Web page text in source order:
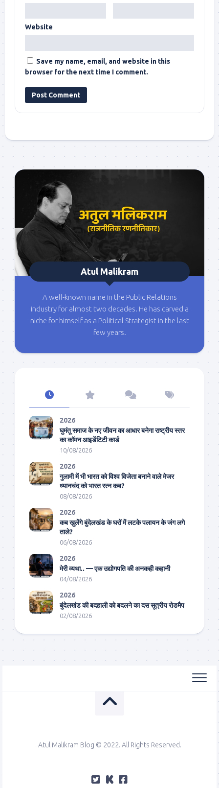
Website
Save my name, email, and website in this
browser for the next time I comment.
Atul Malikram
A well-known name in the Public Relations
industry for almost two decades. He has carved a
niche for himself as a Political Strategist in the last
few years.
2026
घुमंतू समाज के नए जीवन का आधार बनेगा राष्ट्रीय स्तर
का कॉमन आइडेंटिटी कार्ड
10/08/2026
2026
गुलामी में भी भारत को विश्व विजेता बनाने वाले मेजर
ध्यानचंद को भारत रत्न कब?
08/08/2026
2026
कब खुलेंगे बुंदेलखंड के घरों में लटके पलायन के जंग लगे
ताले?
06/08/2026
2026
मेरी व्यथा.. — एक उद्योगपति की अनकही कहानी
04/08/2026
2026
बुंदेलखंड की बदहाली को बदलने का दस सूत्रीय रोडमैप
02/08/2026
Atul Malikram Blog © 2022. All Rights Reserved.